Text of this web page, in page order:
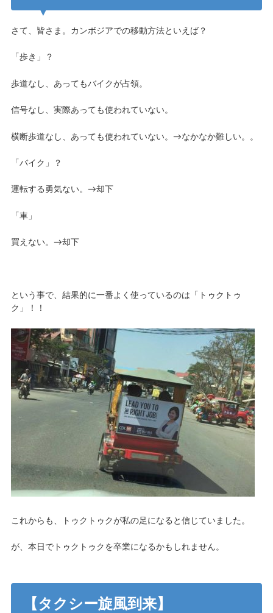
さて、皆さま。カンボジアでの移動方法といえば？
「歩き」？
歩道なし、あってもバイクが占領。
信号なし、実際あっても使われていない。
横断歩道なし、あっても使われていない。→なかなか難しい。。
「バイク」？
運転する勇気ない。→却下
「車」
買えない。→却下
という事で、結果的に一番よく使っているのは「トゥクトゥ
ク」！！
これからも、トゥクトゥクが私の足になると信じていました。
が、本日でトゥクトゥクを卒業になるかもしれません。
【タクシー旋風到来】